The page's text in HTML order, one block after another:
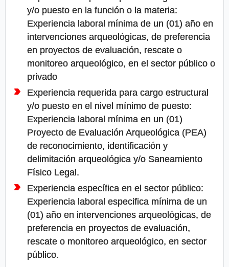
y/o puesto en la función o la materia:
Experiencia laboral mínima de un (01) año en
intervenciones arqueológicas, de preferencia
en proyectos de evaluación, rescate o
monitoreo arqueológico, en el sector público o
privado
Experiencia requerida para cargo estructural
y/o puesto en el nivel mínimo de puesto:
Experiencia laboral mínima en un (01)
Proyecto de Evaluación Arqueológica (PEA)
de reconocimiento, identificación y
delimitación arqueológica y/o Saneamiento
Físico Legal.
Experiencia específica en el sector público:
Experiencia laboral especifica mínima de un
(01) año en intervenciones arqueológicas, de
preferencia en proyectos de evaluación,
rescate o monitoreo arqueológico, en sector
público.